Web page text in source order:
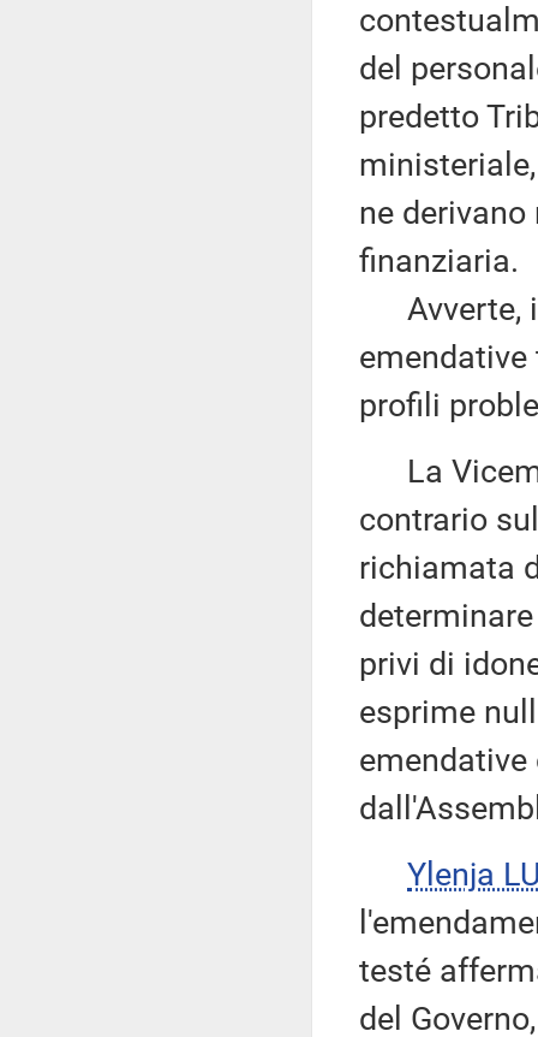
del
predetto
ne
finanziaria.
Avverte,
emendative
profili
La
contrario
richiamata
privi di
esprime
Ylenja
testé
del